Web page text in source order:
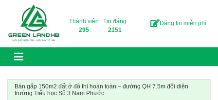
Skip to content
Thành viên
295
Tin đăng
2151
Đăng tin miễn phí
Bán gấp 150m2 đất ở đô thị hoàn toàn – đường QH 7.5m đối diện
trường Tiểu học Số 3 Nam Phước